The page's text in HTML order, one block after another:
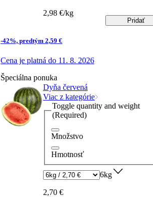
-42%, predtým 2,59 €
Cena je platná do 11. 8. 2026
2,98 €/kg
Pridať
Špeciálna ponuka
Dyňa červená
Viac z kategórie
Toggle quantity and weight
(Required)
Množstvo
Hmotnosť
6kg
2,70 €